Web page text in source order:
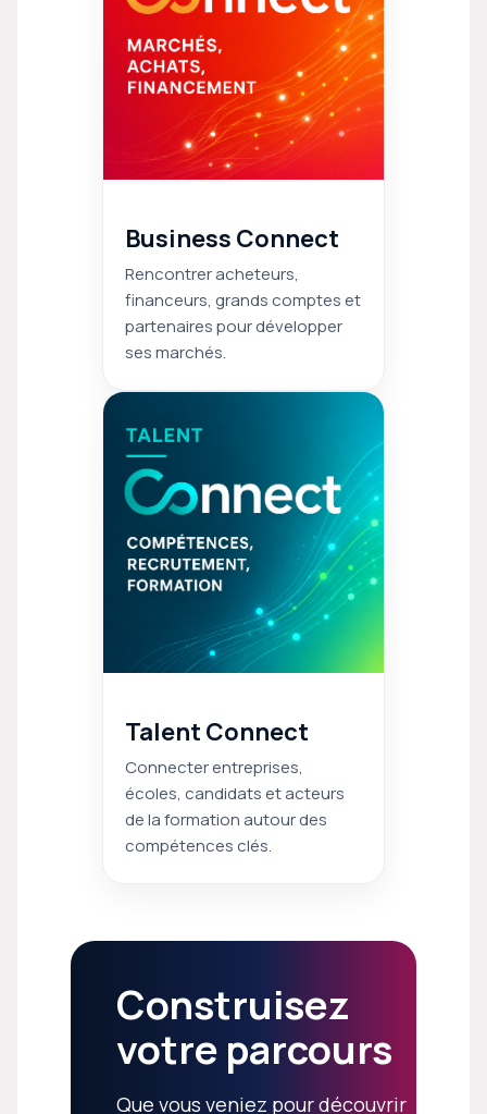
Business Connect
Rencontrer acheteurs,
financeurs, grands comptes et
partenaires pour développer
ses marchés.
Talent Connect
Connecter entreprises,
écoles, candidats et acteurs
de la formation autour des
compétences clés.
Construisez
votre parcours
Que vous veniez pour découvrir